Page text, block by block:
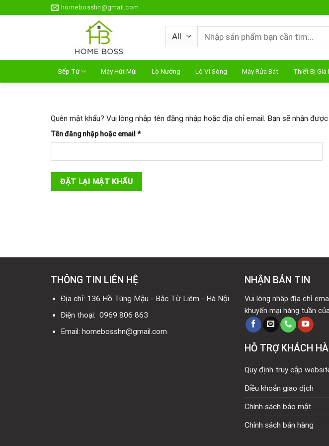
to
homebosshn@gmail.com
Tìm
kiếm:
Bếp Từ Máy Hút Mùi Lò Nướng Lò Vi Sóng Máy Rửa Bát Thiết Bị Gia
Quên mật khẩu? Vui lòng nhập tên đăng nhập hoặc địa chỉ email. Bạn sẽ nhận
Tên đăng nhập hoặc email *Bắt
buộc
ĐẶT LẠI MẬT KHẨU
THÔNG TIN LIÊN HỆ
Địa chỉ: 136 Hồ Tùng Mậu - Bắc Từ Liêm - Hà Nội
Điện thoại: 0969 806 863
Email: homebosshn@gmail.com
NHẬN BẢN TIN
Vui lòng nhập địa chỉ
khuyến mại hàng tuần
HỖ TRỢ KHÁCH
Quy định truy cập
Điều khoản giao dịch
Chính sách bảo mật
Chính sách bán hàng